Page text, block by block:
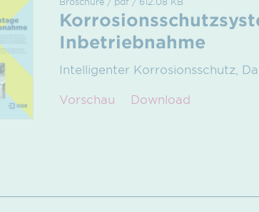
Inbetriebnahme
Intelligenter Korrosionsschutz,
Vorschau Download